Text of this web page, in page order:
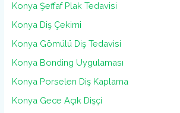
Konya Şeffaf Plak Tedavisi
Konya Diş Çekimi
Konya Gömülü Diş Tedavisi
Konya Bonding Uygulaması
Konya Porselen Diş Kaplama
Konya Gece Açık Dişçi